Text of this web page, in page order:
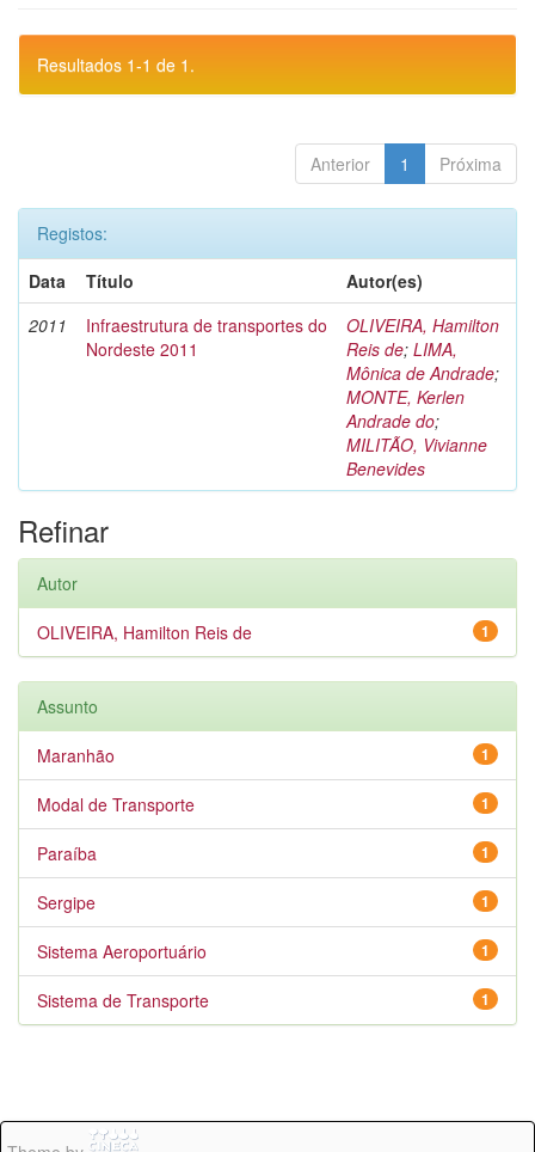
Resultados 1-1 de 1.
Anterior 1 Próxima
Registos:
Data
Título
Autor(es)
2011
Infraestrutura de transportes do
Nordeste 2011
OLIVEIRA, Hamilton
Reis de; LIMA,
Mônica de Andrade;
MONTE, Kerlen
Andrade do;
MILITÃO, Vivianne
Benevides
Refinar
Autor
1
OLIVEIRA, Hamilton Reis de
Assunto
1
Maranhão
1
Modal de Transporte
1
Paraíba
1
Sergipe
1
Sistema Aeroportuário
1
Sistema de Transporte